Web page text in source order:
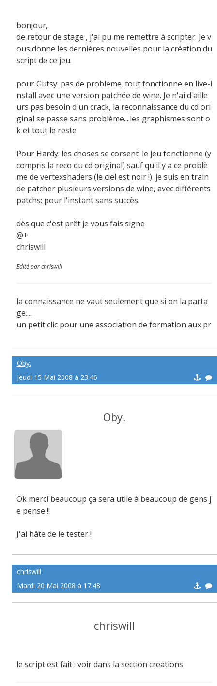
bonjour,
de retour de stage , j'ai pu me remettre à scripter. Je v
ous donne les dernières nouvelles pour la création du
script de ce jeu.
pour Gutsy: pas de problème. tout fonctionne en live-i
nstall avec une version patchée de wine. Je n'ai d'aille
urs pas besoin d'un crack, la reconnaissance du cd ori
ginal se passe sans problème....les graphismes sont o
k et tout le reste.
Pour Hardy: les choses se corsent. le jeu fonctionne (y
compris la reco du cd original) sauf qu'il y a ce problè
me de vertexshaders (le ciel est noir !). je suis en train
de patcher plusieurs versions de wine, avec différents
patchs: pour l'instant sans succès.
dès que c'est prêt je vous fais signe
@+
chriswill
Edité par chriswill
la connaissance ne vaut seulement que si on la parta
ge.....
un petit clic pour une association de formation aux pr
http://afps971.e-monsite.com/
Oby.
Jeudi 15 Mai 2008 à 23:46
Oby.
Ok merci beaucoup ça sera utile à beaucoup de gens j
e pense !!
J'ai hâte de le tester !
chriswill
Mardi 20 Mai 2008 à 17:48
chriswill
le script est fait : voir dans la section creations